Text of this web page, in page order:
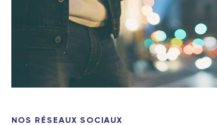
NOS RÉSEAUX SOCIAUX